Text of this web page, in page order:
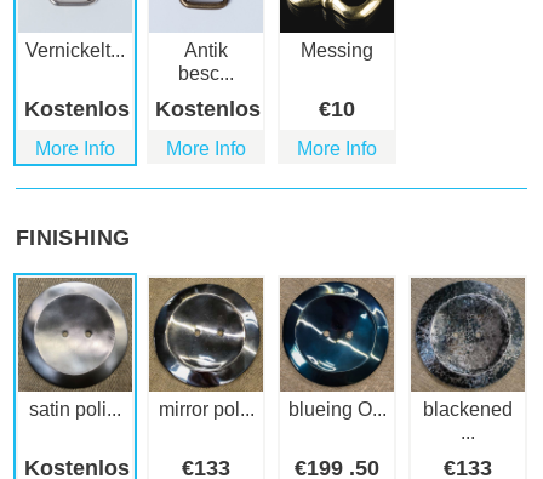
Vernickelt...
Kostenlos
More Info
Antik
besc...
Kostenlos
More Info
Messing
€10
More Info
FINISHING
satin poli...
Kostenlos
mirror pol...
€133
blueing O...
€199 .50
blackened
...
€133